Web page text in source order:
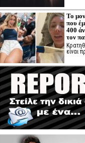
Το
που
400
τον
είναι